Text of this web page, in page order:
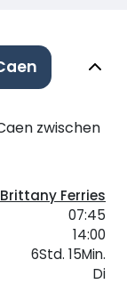
zwischen
Brittany Ferries
07:45
14:00
6Std. 15Min.
Di